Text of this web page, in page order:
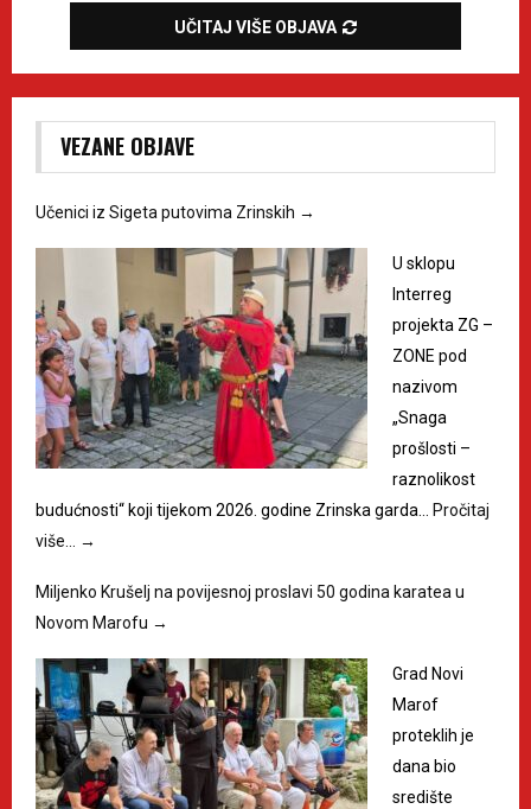
UČITAJ VIŠE OBJAVA
VEZANE OBJAVE
Učenici iz Sigeta putovima Zrinskih →
U sklopu
Interreg
projekta ZG –
ZONE pod
nazivom
„Snaga
prošlosti –
raznolikost
budućnosti“ koji tijekom 2026. godine Zrinska garda… Pročitaj
više… →
Miljenko Krušelj na povijesnoj proslavi 50 godina karatea u
Novom Marofu →
Grad Novi
Marof
proteklih je
dana bio
središte